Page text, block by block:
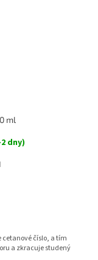
ml
dny)
cetanové číslo, a tím
a zkracuje studený